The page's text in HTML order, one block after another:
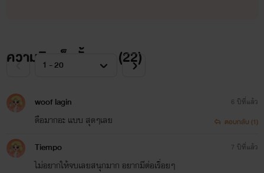
ความคิดเห็นทั้งหมด (22)
woof lagin
ดือมากอะ แบบ สุดๆเลย
6 ปีที่แล้ว
ตอบกลับ (1)
Tiempo
ไม่อยากให้จบเลยสนุกมาก อยากมีต่อเรื่อยๆ
7 ปีที่แล้ว